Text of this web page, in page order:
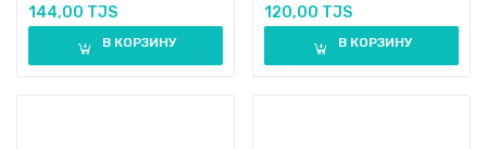
144,00 TJS
В КОРЗИНУ
120,00 TJS
В КОРЗИНУ